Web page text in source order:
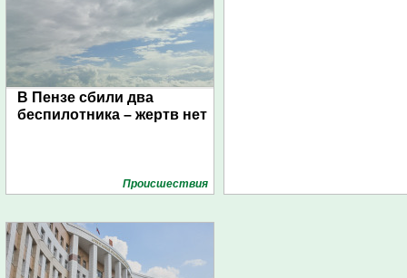
В Пензе сбили два
беспилотника – жертв нет
Проиcшествия